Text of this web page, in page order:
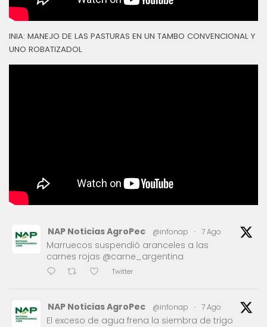
INIA: MANEJO DE LAS PASTURAS EN UN TAMBO CONVENCIONAL Y
UNO ROBATIZADOL
NAP Noticias AgroPec @infonap · 7 Ago
Marruecos suspendió aranceles a las
carnes rojas @carne_argentina
Twitter
NAP Noticias AgroPec @infonap · 7 Ago
El exceso de agua frena la siembra de trigo